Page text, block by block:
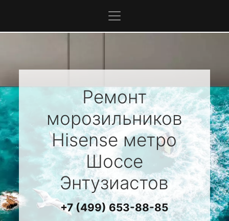
Ремонт
морозильников
Hisense метро
Шоссе
Энтузиастов
+7 (499) 653-88-85